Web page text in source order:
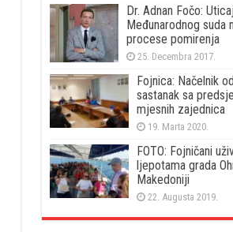
Dr. Adnan Fočo:
Međunarodnog suda
procese pomirenja
25. Decembra 2017.
Fojnica: Načelnik
sastanak sa
mjesnih zajednica
19. Marta 2020.
FOTO: Fojničani
ljepotama grada
Makedoniji
22. Augusta 2019.